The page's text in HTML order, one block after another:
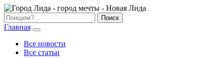
Главная
Все новости
Все статьи